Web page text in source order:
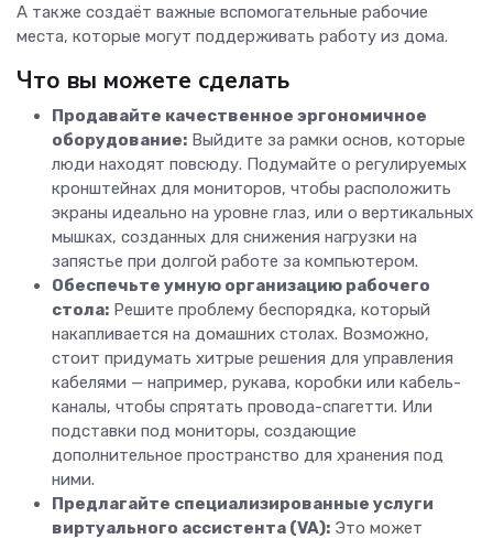
А также создаёт важные вспомогательные рабочие
места, которые могут поддерживать работу из дома.
Что вы можете сделать
Продавайте качественное эргономичное
оборудование: Выйдите за рамки основ, которые
люди находят повсюду. Подумайте о регулируемых
кронштейнах для мониторов, чтобы расположить
экраны идеально на уровне глаз, или о вертикальных
мышках, созданных для снижения нагрузки на
запястье при долгой работе за компьютером.
Обеспечьте умную организацию рабочего
стола: Решите проблему беспорядка, который
накапливается на домашних столах. Возможно,
стоит придумать хитрые решения для управления
кабелями — например, рукава, коробки или кабель-
каналы, чтобы спрятать провода-спагетти. Или
подставки под мониторы, создающие
дополнительное пространство для хранения под
ними.
Предлагайте специализированные услуги
виртуального ассистента (VA): Это может